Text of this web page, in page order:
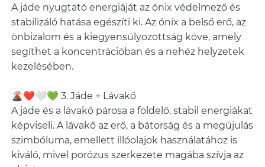
A jáde nyugtató energiáját az ónix védelmező és
stabilizáló hatása egészíti ki. Az ónix a belső erő, az
önbizalom és a kiegyensúlyozottság köve, amely
segíthet a koncentrációban és a nehéz helyzetek
kezelésében.
🌋❤️🤍💚 3. Jáde + Lávakő
A jáde és a lávakő párosa a földelő, stabil energiákat
képviseli. A lávakő az erő, a bátorság és a megújulás
szimbóluma, emellett illóolajok használatához is
kiváló, mivel porózus szerkezete magába szívja az